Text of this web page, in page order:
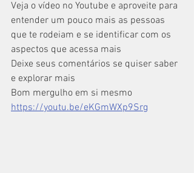
Veja o vídeo no Youtube e aproveite para
entender um pouco mais as pessoas
que te rodeiam e se identificar com os
aspectos que acessa mais
Deixe seus comentários se quiser saber
e explorar mais
Bom mergulho em si mesmo
https://youtu.be/eKGmWXp9Srg